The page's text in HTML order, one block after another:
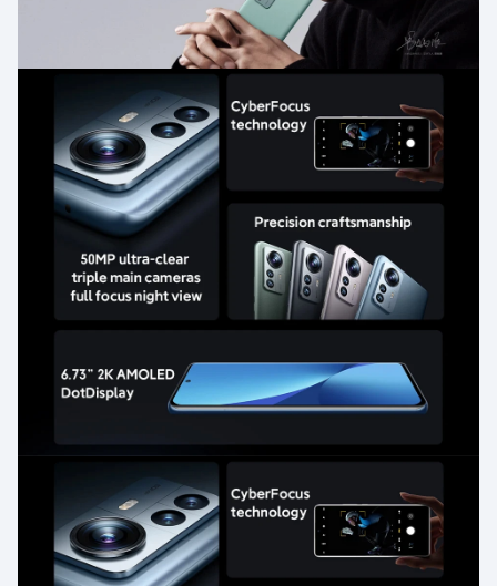
Считыватель отпечатков пальцев (под дисплеем,
оптический); НФК; Инфракрасный порт, виртуальное
распознавание приближения.